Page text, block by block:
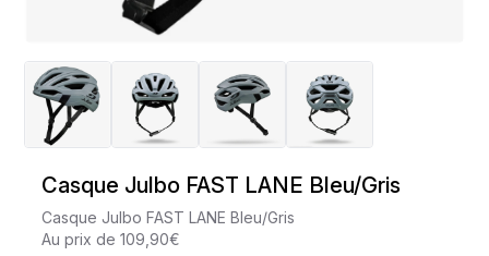
Casque Julbo FAST LANE Bleu/Gris
Casque Julbo FAST LANE Bleu/Gris
Au prix de 109,90€